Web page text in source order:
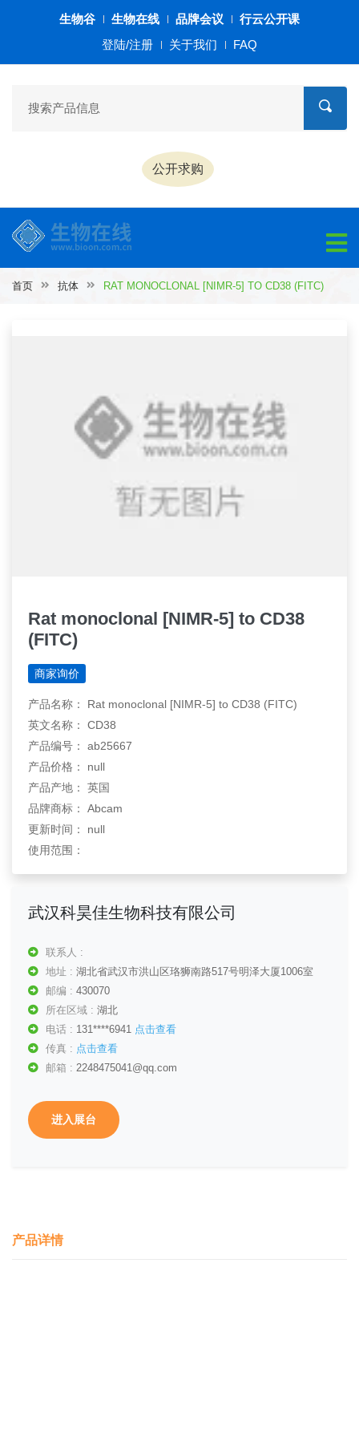
生物谷 生物在线 品牌会议
行云公开课
登陆/注册
关于我们 FAQ
公开求购
首页 抗体 RAT MONOCLONAL [NIMR-5] TO CD38 (FITC)
Rat monoclonal [NIMR-5] to CD38
(FITC)
商家询价
产品名称： Rat monoclonal [NIMR-5] to CD38 (FITC)
英文名称： CD38
产品编号： ab25667
产品价格： null
产品产地： 英国
品牌商标： Abcam
更新时间： null
使用范围：
武汉科昊佳生物科技有限公司
联系人 :
地址 : 湖北省武汉市洪山区珞狮南路517号明泽大厦1006室
邮编 : 430070
所在区域 : 湖北
电话 : 131****6941 点击查看
传真 : 点击查看
邮箱 : 2248475041@qq.com
进入展台
产品详情